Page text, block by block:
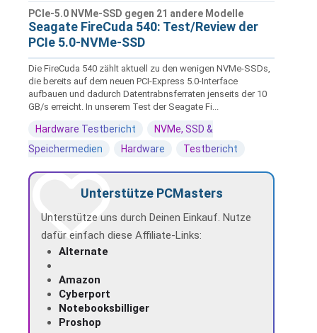
PCIe-5.0 NVMe-SSD gegen 21 andere Modelle
Seagate FireCuda 540: Test/Review der
PCIe 5.0-NVMe-SSD
Die FireCuda 540 zählt aktuell zu den wenigen NVMe-SSDs,
die bereits auf dem neuen PCI-Express 5.0-Interface
aufbauen und dadurch Datentrabnsferraten jenseits der 10
GB/s erreicht. In unserem Test der Seagate Fi...
Hardware Testbericht
NVMe, SSD &
Speichermedien
Hardware Testbericht
Unterstütze PCMasters
Unterstütze uns durch Deinen Einkauf. Nutze
dafür einfach diese Affiliate-Links:
Alternate
Amazon
Cyberport
Notebooksbilliger
Proshop